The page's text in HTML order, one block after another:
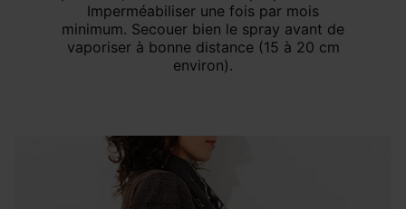
Imperméabiliser une fois par mois
minimum. Secouer bien le spray avant de
vaporiser à bonne distance (15 à 20 cm
environ).